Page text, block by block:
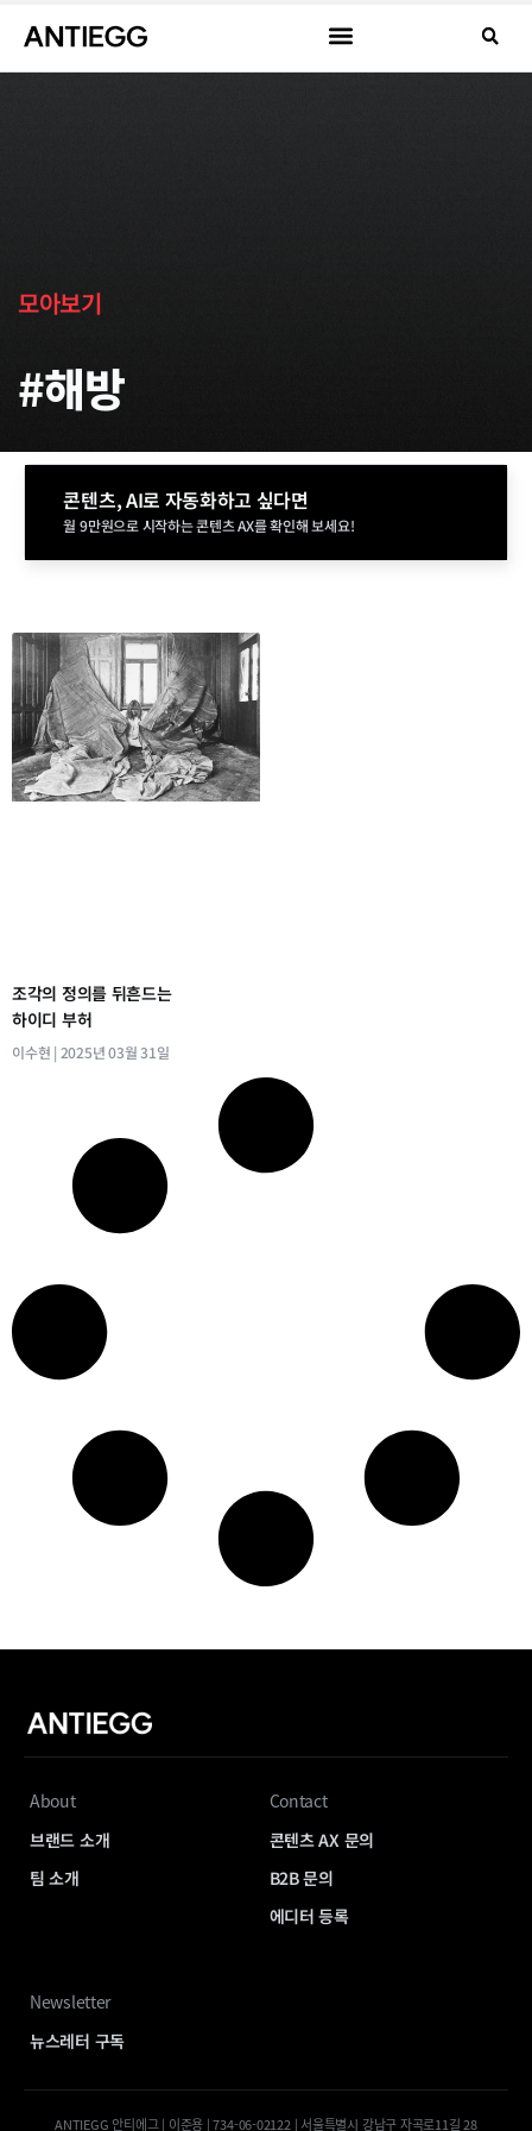
모아보기
#해방
콘텐츠, AI로 자동화하고 싶다면
월 9만원으로 시작하는 콘텐츠 AX를 확인해 보세요!
조각의 정의를 뒤흔드는
하이디 부허
이수현 2025년 03월 31일
About
브랜드 소개
팀 소개
Contact
콘텐츠 AX 문의
B2B 문의
에디터 등록
Newsletter
뉴스레터 구독
ANTIEGG 안티에그 | 이준용 | 734-06-02122 | 서울특별시 강남구 자곡로11길 28